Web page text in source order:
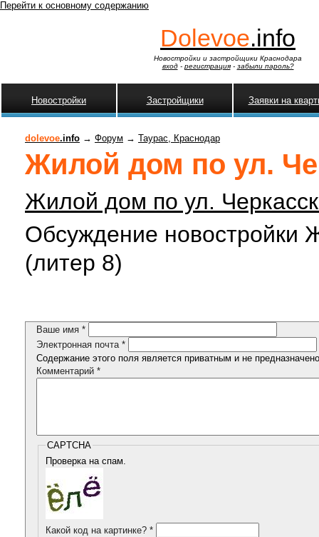
Перейти к основному содержанию
Dolevoe.info
Новостройки и застройщики Краснодара
вход- регистрация- забыли пароль?
Новостройки Застройщики Заявки на
dolevoe.info → Форум → Таурас, Краснодар
Жилой дом по ул.
Жилой дом по ул.
Обсуждение новостройки
(литер 8)
Ваше имя *
Электронная почта *
Содержание этого поля является приватным и не
Комментарий *
CAPTCHA
Проверка на спам.
Какой код на картинке? *